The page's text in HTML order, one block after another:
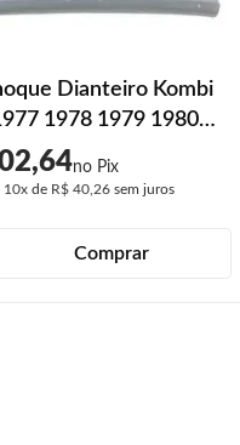
Dianteiro Kombi
1978 1979 1980
1983 1984 1985
1988 1989 1990 A
10xde R$ 40,26sem juros
Comprar